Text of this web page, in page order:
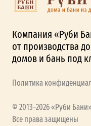
Компания «Руби
от производства
домов и бань под
Политика
© 2013–2026 «Руби
Все права защищены